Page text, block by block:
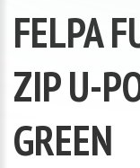
FELPA
ZIP U-
GREEN